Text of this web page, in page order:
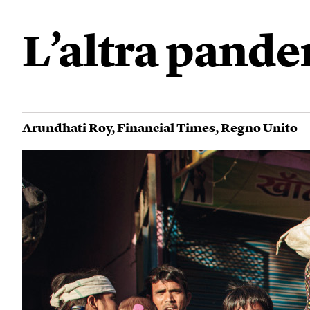
L’altra
Arundhati Roy,Financial Times,Regno Unito